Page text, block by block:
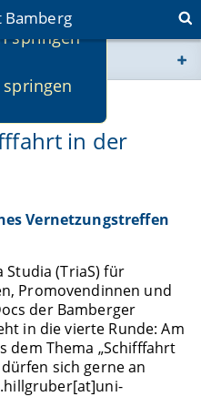
springen
Bamberg
in der
Vernetzungstreffen
Studia (TriaS) für
Promovendinnen und
der Bamberger
in die vierte Runde: Am
dem Thema „Schifffahrt
sich gerne an